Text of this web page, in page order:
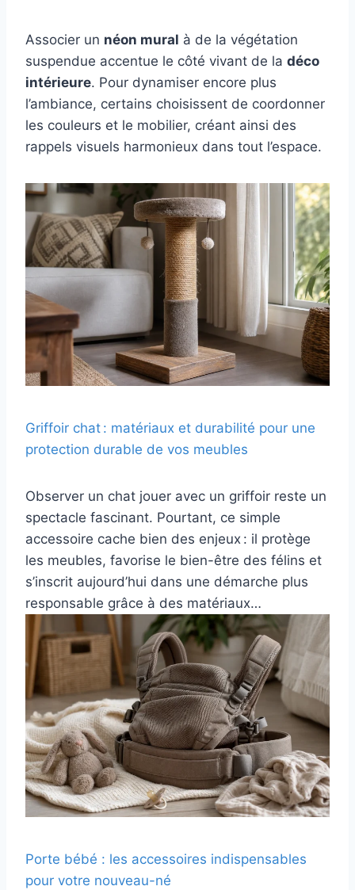
Associer un néon mural à de la végétation
suspendue accentue le côté vivant de la déco
intérieure. Pour dynamiser encore plus
l’ambiance, certains choisissent de coordonner
les couleurs et le mobilier, créant ainsi des
rappels visuels harmonieux dans tout l’espace.
Griffoir chat : matériaux et durabilité pour une
protection durable de vos meubles
Observer un chat jouer avec un griffoir reste un
spectacle fascinant. Pourtant, ce simple
accessoire cache bien des enjeux : il protège
les meubles, favorise le bien-être des félins et
s’inscrit aujourd’hui dans une démarche plus
responsable grâce à des matériaux…
Porte bébé : les accessoires indispensables
pour votre nouveau-né